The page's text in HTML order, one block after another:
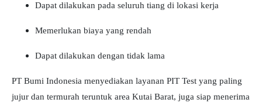
Dapat dilakukan pada seluruh tiang di lokasi kerja
Memerlukan biaya yang rendah
Dapat dilakukan dengan tidak lama
PT Bumi Indonesia menyediakan layanan PIT Test yang paling
jujur dan termurah teruntuk area Kutai Barat, juga siap menerima